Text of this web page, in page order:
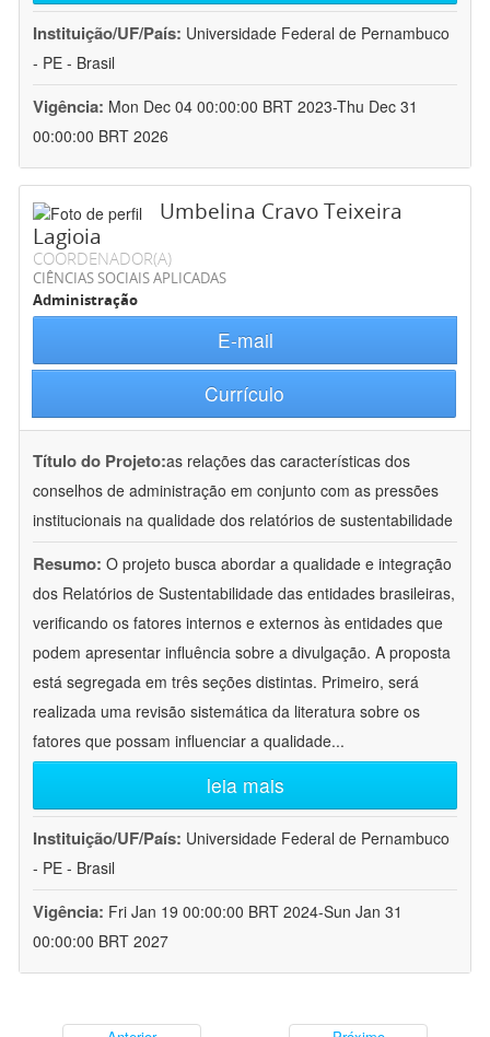
Instituição/UF/País: Universidade Federal de Pernambuco
- PE - Brasil
Vigência: Mon Dec 04 00:00:00 BRT 2023-Thu Dec 31
00:00:00 BRT 2026
Umbelina Cravo Teixeira
Lagioia
COORDENADOR(A)
CIÊNCIAS SOCIAIS APLICADAS
Administração
E-mail
Currículo
Título do Projeto:as relações das características dos
conselhos de administração em conjunto com as pressões
institucionais na qualidade dos relatórios de sustentabilidade
Resumo: O projeto busca abordar a qualidade e integração
dos Relatórios de Sustentabilidade das entidades brasileiras,
verificando os fatores internos e externos às entidades que
podem apresentar influência sobre a divulgação. A proposta
está segregada em três seções distintas. Primeiro, será
realizada uma revisão sistemática da literatura sobre os
fatores que possam influenciar a qualidade...
leia mais
Instituição/UF/País: Universidade Federal de Pernambuco
- PE - Brasil
Vigência: Fri Jan 19 00:00:00 BRT 2024-Sun Jan 31
00:00:00 BRT 2027